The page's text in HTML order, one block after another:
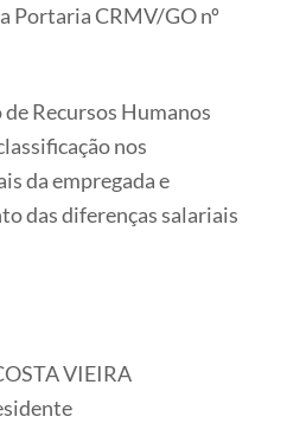
Portaria CRMV/GO nº
Recursos Humanos
nos
da empregada e
das diferenças salariais
VIEIRA